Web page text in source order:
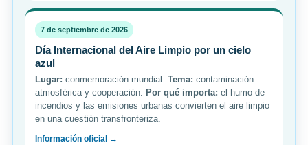
7 de septiembre de 2026
Día Internacional del Aire Limpio por un cielo
azul
Lugar: conmemoración mundial. Tema: contaminación
atmosférica y cooperación. Por qué importa: el humo de
incendios y las emisiones urbanas convierten el aire limpio
en una cuestión transfronteriza.
Información oficial →